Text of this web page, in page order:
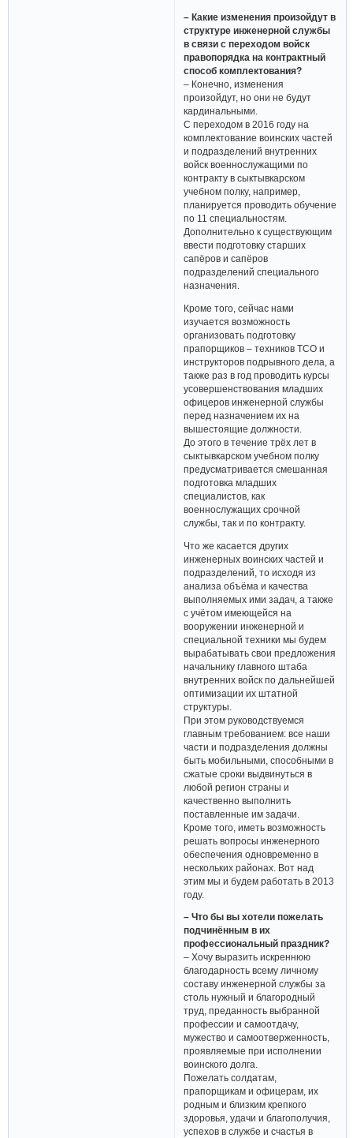
– Какие изменения произойдут в
структуре инженерной службы
в связи с переходом войск
правопорядка на контрактный
способ комплектования?
– Конечно, изменения
произойдут, но они не будут
кардинальными.
С переходом в 2016 году на
комплектование воинских частей
и подразделений внутренних
войск военнослужащими по
контракту в сыктывкарском
учебном полку, например,
планируется проводить обучение
по 11 специальностям.
Дополнительно к существующим
ввести подготовку старших
сапёров и сапёров
подразделений специального
назначения.
Кроме того, сейчас нами
изучается возможность
организовать подготовку
прапорщиков – техников ТСО и
инструкторов подрывного дела, а
также раз в год проводить курсы
усовершенствования младших
офицеров инженерной службы
перед назначением их на
вышестоящие должности.
До этого в течение трёх лет в
сыктывкарском учебном полку
предусматривается смешанная
подготовка младших
специалистов, как
военнослужащих срочной
службы, так и по контракту.
Что же касается других
инженерных воинских частей и
подразделений, то исходя из
анализа объёма и качества
выполняемых ими задач, а также
с учётом имеющейся на
вооружении инженерной и
специальной техники мы будем
вырабатывать свои предложения
начальнику главного штаба
внутренних войск по дальнейшей
оптимизации их штатной
структуры.
При этом руководствуемся
главным требованием: все наши
части и подразделения должны
быть мобильными, способными в
сжатые сроки выдвинуться в
любой регион страны и
качественно выполнить
поставленные им задачи.
Кроме того, иметь возможность
решать вопросы инженерного
обеспечения одновременно в
нескольких районах. Вот над
этим мы и будем работать в 2013
году.
– Что бы вы хотели пожелать
подчинённым в их
профессиональный праздник?
– Хочу выразить искреннюю
благодарность всему личному
составу инженерной службы за
столь нужный и благородный
труд, преданность выбранной
профессии и самоотдачу,
мужество и самоотверженность,
проявляемые при исполнении
воинского долга.
Пожелать солдатам,
прапорщикам и офицерам, их
родным и близким крепкого
здоровья, удачи и благополучия,
успехов в службе и счастья в